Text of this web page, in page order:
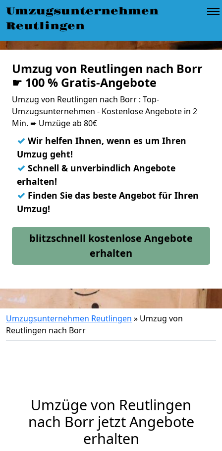
Umzugsunternehmen
Reutlingen
Umzug von Reutlingen nach Borr
☛ 100 % Gratis-Angebote
Umzug von Reutlingen nach Borr : Top-
Umzugsunternehmen - Kostenlose Angebote in 2
Min. ➨ Umzüge ab 80€
✓ Wir helfen Ihnen, wenn es um Ihren
Umzug geht!
✓ Schnell & unverbindlich Angebote
erhalten!
✓ Finden Sie das beste Angebot für Ihren
Umzug!
blitzschnell kostenlose Angebote
erhalten
Umzugsunternehmen Reutlingen » Umzug von
Reutlingen nach Borr
Umzüge von Reutlingen
nach Borr jetzt Angebote
erhalten